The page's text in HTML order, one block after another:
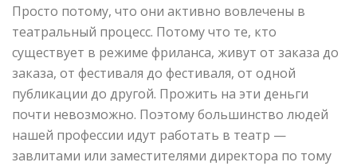
Просто потому, что они активно вовлечены в
театральный процесс. Потому что те, кто
существует в режиме фриланса, живут от заказа до
заказа, от фестиваля до фестиваля, от одной
публикации до другой. Прожить на эти деньги
почти невозможно. Поэтому большинство людей
нашей профессии идут работать в театр —
завлитами или заместителями директора по тому